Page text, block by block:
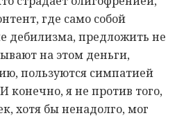
где само собой
дебилизма, предложить не
на этом деньги,
пользуются симпатией
конечно, я не против того,
хотя бы ненадолго, мог